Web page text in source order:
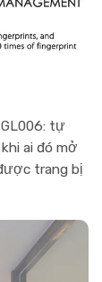
GL006: tự
ai đó mở
trang bị